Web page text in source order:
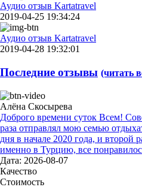
Аудио отзыв Kartatravel
2019-04-25 19:34:24
Аудио отзыв Kartatravel
2019-04-28 19:32:01
Последние отзывы (читать
Алёна Скосырева
Доброго времени суток Всем!
раза отправлял мою семью
дня в начале 2020 года, и второй
именно в Турцию, все
Дата: 2026-08-07
Качество
Стоимость